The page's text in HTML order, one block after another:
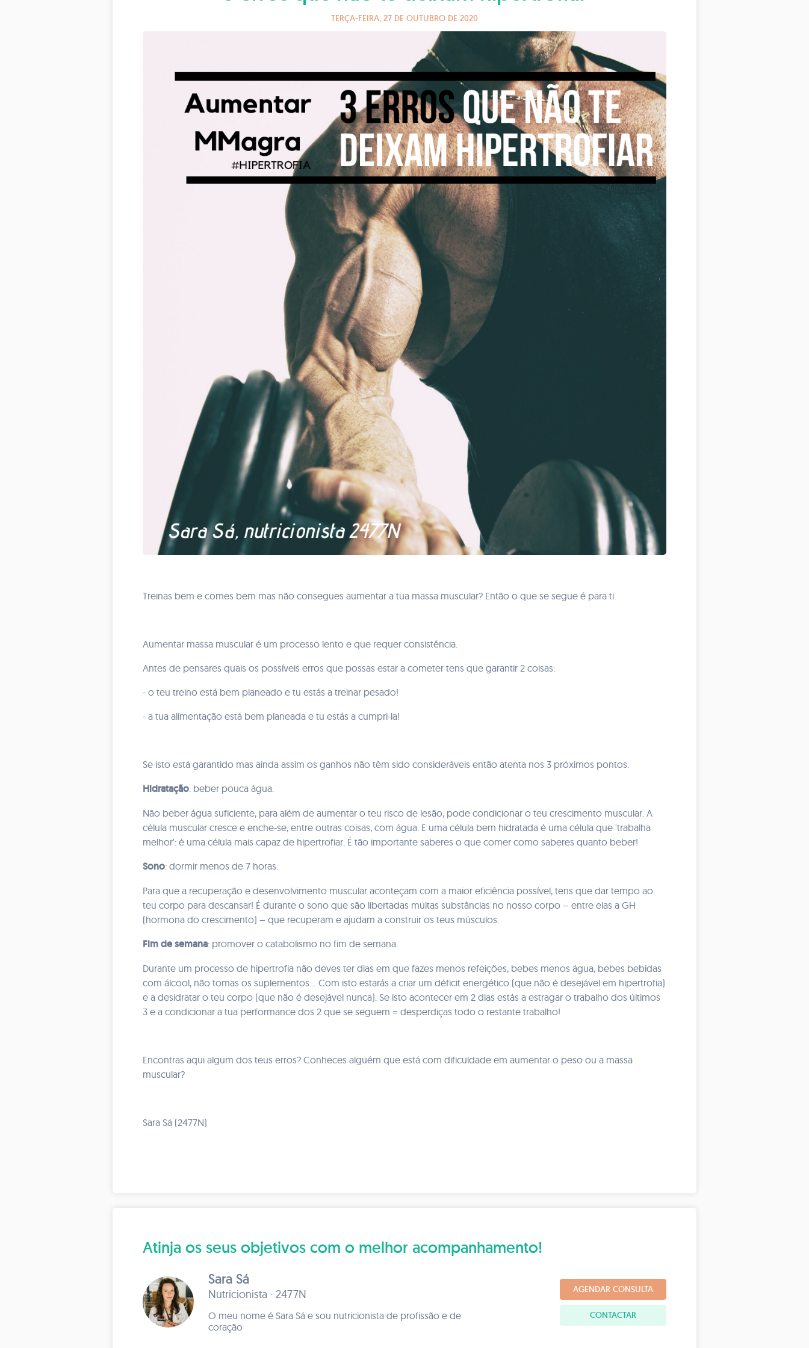
TERÇA-FEIRA, 27 DE OUTUBRO DE 2020
Treinas bem e comes bem mas não consegues aumentar a tua massa muscular? Então o que se segue é para ti.
Aumentar massa muscular é um processo lento e que requer consistência.
Antes de pensares quais os possíveis erros que possas estar a cometer tens que garantir 2 coisas:
- o teu treino está bem planeado e tu estás a treinar pesado!
- a tua alimentação está bem planeada e tu estás a cumpri-la!
Se isto está garantido mas ainda assim os ganhos não têm sido consideráveis então atenta nos 3 próximos pontos:
Hidratação: beber pouca água.
Não beber água suficiente, para além de aumentar o teu risco de lesão, pode condicionar o teu crescimento muscular. A
célula muscular cresce e enche-se, entre outras coisas, com água. E uma célula bem hidratada é uma célula que 'trabalha
melhor': é uma célula mais capaz de hipertrofiar. É tão importante saberes o que comer como saberes quanto beber!
Sono: dormir menos de 7 horas.
Para que a recuperação e desenvolvimento muscular aconteçam com a maior eficiência possível, tens que dar tempo ao
teu corpo para descansar! É durante o sono que são libertadas muitas substâncias no nosso corpo – entre elas a GH
(hormona do crescimento) – que recuperam e ajudam a construir os teus músculos.
Fim de semana: promover o catabolismo no fim de semana.
Durante um processo de hipertrofia não deves ter dias em que fazes menos refeições, bebes menos água, bebes bebidas
com álcool, não tomas os suplementos... Com isto estarás a criar um déficit energético (que não é desejável em hipertrofia)
e a desidratar o teu corpo (que não é desejável nunca). Se isto acontecer em 2 dias estás a estragar o trabalho dos últimos
3 e a condicionar a tua performance dos 2 que se seguem = desperdiças todo o restante trabalho!
Encontras aqui algum dos teus erros? Conheces alguém que está com dificuldade em aumentar o peso ou a massa
muscular?
Sara Sá (2477N)
Atinja os seus objetivos com o melhor acompanhamento!
Sara Sá
Nutricionista · 2477N
O meu nome é Sara Sá e sou nutricionista de profissão e de
coração
AGENDAR CONSULTA
CONTACTAR